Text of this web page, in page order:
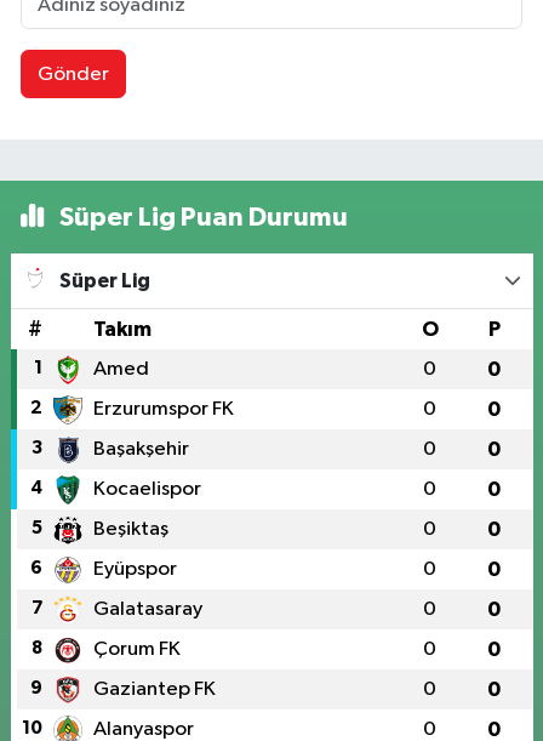
Gönder
Süper Lig Puan Durumu
Süper Lig
# Takım O P
1 Amed 0 0
2 Erzurumspor FK 0 0
3 Başakşehir 0 0
4 Kocaelispor 0 0
5 Beşiktaş 0 0
6 Eyüpspor 0 0
7 Galatasaray 0 0
8 Çorum FK 0 0
9 Gaziantep FK 0 0
10 Alanyaspor 0 0